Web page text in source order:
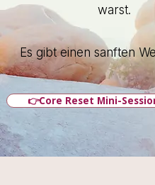
warst.
Es gibt einen sanften
👉Core Reset Mini-